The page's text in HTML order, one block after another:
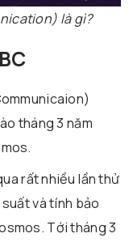
là gì?
tháng 3 năm
rất nhiều lần thử
và tính bảo
Tới tháng 3